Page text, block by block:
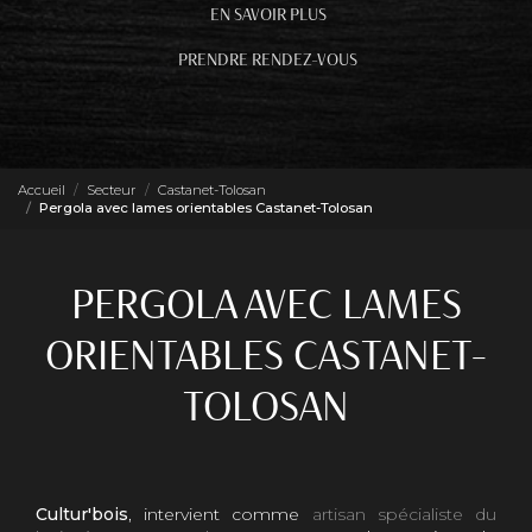
EN SAVOIR PLUS
PRENDRE RENDEZ-VOUS
Accueil Secteur
Castanet-Tolosan
Pergola avec lames orientables Castanet-Tolosan
PERGOLA AVEC LAMES
ORIENTABLES CASTANET-
TOLOSAN
Cultur'bois, intervient comme artisan spécialiste du